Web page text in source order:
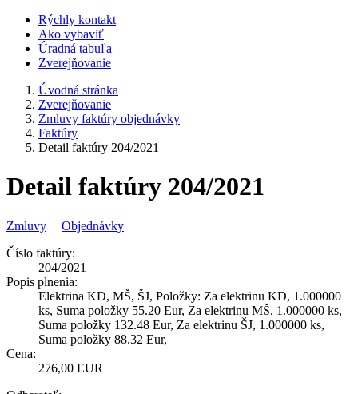
Rýchly kontakt
Ako vybaviť
Úradná tabuľa
Zverejňovanie
Úvodná stránka
Zverejňovanie
Zmluvy faktúry objednávky
Faktúry
Detail faktúry 204/2021
Detail faktúry 204/2021
Zmluvy | Objednávky
Číslo faktúry:
204/2021
Popis plnenia:
Elektrina KD, MŠ, ŠJ, Položky: Za elektrinu KD, 1.000000
ks, Suma položky 55.20 Eur, Za elektrinu MŠ, 1.000000 ks,
Suma položky 132.48 Eur, Za elektrinu ŠJ, 1.000000 ks,
Suma položky 88.32 Eur,
Cena:
276,00 EUR